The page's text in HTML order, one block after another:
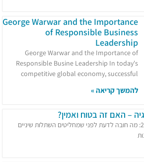
George Warwar and the Importance
of Responsible Business
Leadership
George Warwar and the Importance of
Responsible Busine Leadership In today's
competitive global economy, successful
להמשך קריאה »
– האם זה בטוח ואמין?
השתלות שיניים בגיאורגיה 2025: מה חובה לדעת לפני שמחליטים השתלות שיניים